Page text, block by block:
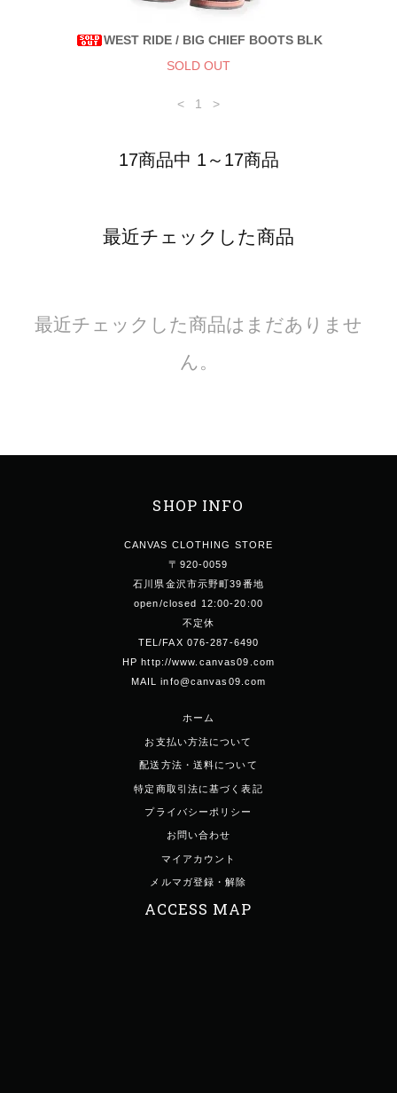
WEST RIDE / BIG CHIEF BOOTS BLK
SOLD OUT
< 1 >
17商品中 1～17商品
最近チェックした商品
最近チェックした商品はまだありませ
ん。
SHOP INFO
CANVAS CLOTHING STORE
〒920-0059
石川県金沢市示野町39番地
open/closed 12:00-20:00
不定休
TEL/FAX 076-287-6490
HP http://www.canvas09.com
MAIL info@canvas09.com
ホーム
お支払い方法について
配送方法・送料について
特定商取引法に基づく表記
プライバシーポリシー
お問い合わせ
マイアカウント
メルマガ登録・解除
ACCESS MAP